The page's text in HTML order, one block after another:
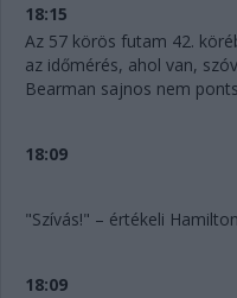
18:15
Az 57 körös futam 42.
az időmérés, ahol van,
Bearman sajnos nem
18:09
"Szívás!" – értékeli
18:09